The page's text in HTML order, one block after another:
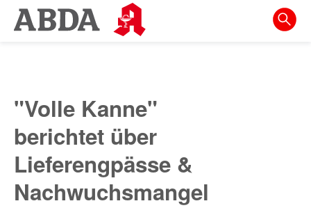
Springe
direkt
zur
Meta-
Navigation
Inhalt
"Volle Kanne"
berichtet über
Lieferengpässe &
Nachwuchsmangel